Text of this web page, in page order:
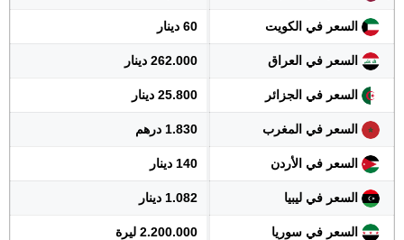
السعر في الكويت 60 دينار
السعر في العراق 262.000 دينار
السعر في الجزائر 25.800 دينار
السعر في المغرب 1.830 درهم
السعر في الأردن 140 دينار
السعر في ليبيا 1.082 دينار
السعر في سوريا 2.200.000 ليرة